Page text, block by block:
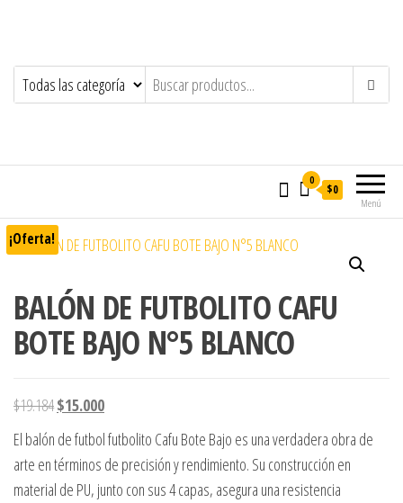
Menú
0
$0
¡Oferta!
BALÓN DE FUTBOLITO CAFU
BOTE BAJO N°5 BLANCO
$19.184El precio original era: $19.184.
$15.000El precio actual es: $15.000.
El balón de futbol futbolito Cafu Bote Bajo es una verdadera obra de
arte en términos de precisión y rendimiento. Su construcción en
material de PU, junto con sus 4 capas, asegura una resistencia